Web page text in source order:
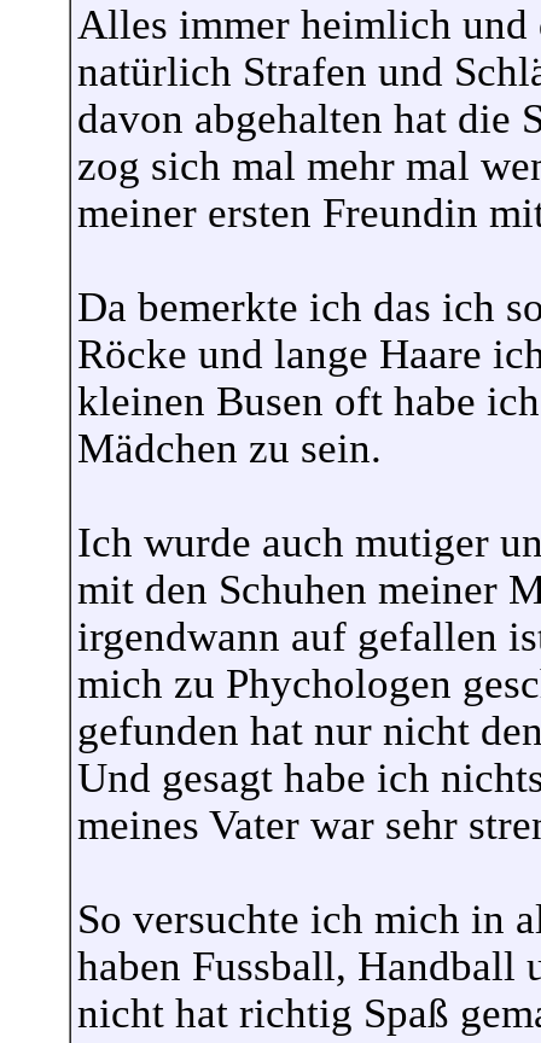
Alles immer heimlich
natürlich Strafen und
davon abgehalten hat die
zog sich mal mehr mal
meiner ersten Freundin
Da bemerkte ich das ich
Röcke und lange Haare
kleinen Busen oft habe
Mädchen zu sein.
Ich wurde auch mutiger
mit den Schuhen meiner
irgendwann auf gefallen
mich zu Phychologen
gefunden hat nur nicht
Und gesagt habe ich
meines Vater war sehr
So versuchte ich mich in
haben Fussball, Handball
nicht hat richtig Spaß